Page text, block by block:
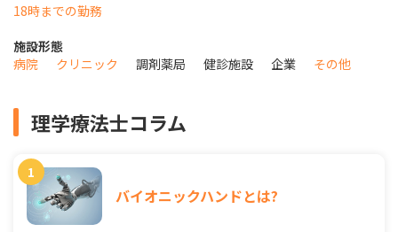
18時までの勤務
施設形態
病院
クリニック 調剤薬局 健診施設 企業 その他
理学療法士コラム
バイオニックハンドとは?